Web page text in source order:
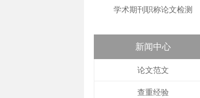
学术期刊职称论文检测
新闻中心
论文范文
查重经验